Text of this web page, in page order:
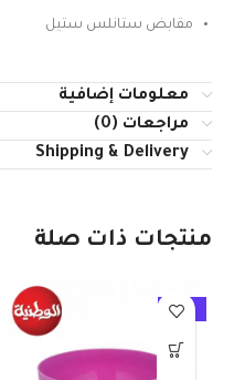
مقابض ستانلس ستيل
معلومات إضافية
مراجعات (0)
Shipping & Delivery
منتجات ذات صلة
-10%